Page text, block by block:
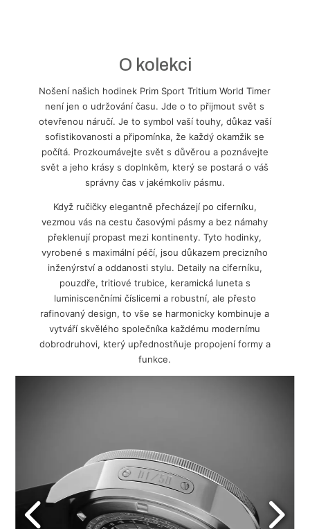
O kolekci
Nošení našich hodinek Prim Sport Tritium World Timer
není jen o udržování času. Jde o to přijmout svět s
otevřenou náručí. Je to symbol vaší touhy, důkaz vaší
sofistikovanosti a připomínka, že každý okamžik se
počítá. Prozkoumávejte svět s důvěrou a poznávejte
svět a jeho krásy s doplnkěm, který se postará o váš
správny čas v jakémkoliv pásmu.
Když ručičky elegantně přecházejí po ciferníku,
vezmou vás na cestu časovými pásmy a bez námahy
překlenují propast mezi kontinenty. Tyto hodinky,
vyrobené s maximální péčí, jsou důkazem precizního
inženýrství a oddanosti stylu. Detaily na ciferníku,
pouzdře, tritiové trubice, keramická luneta s
luminiscenčními číslicemi a robustní, ale přesto
rafinovaný design, to vše se harmonicky kombinuje a
vytváří skvělého společníka každému modernímu
dobrodruhovi, který upřednostňuje propojení formy a
funkce.